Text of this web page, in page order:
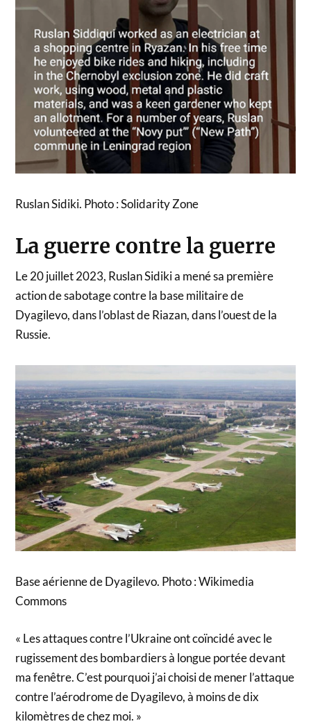
Ruslan Sidiki. Photo : Solidarity Zone
La guerre contre la guerre
Le 20 juillet 2023, Ruslan Sidiki a mené sa première
action de sabotage contre la base militaire de
Dyagilevo, dans l’oblast de Riazan, dans l’ouest de la
Russie.
Base aérienne de Dyagilevo. Photo : Wikimedia
Commons
« Les attaques contre l’Ukraine ont coïncidé avec le
rugissement des bombardiers à longue portée devant
ma fenêtre. C’est pourquoi j’ai choisi de mener l’attaque
contre l’aérodrome de Dyagilevo, à moins de dix
kilomètres de chez moi. »